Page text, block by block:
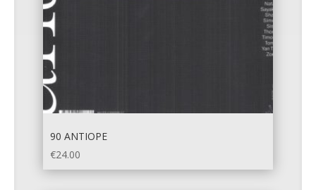
90 ANTIOPE
€24.00